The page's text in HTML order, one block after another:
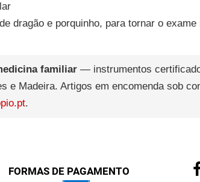
dragão e porquinho, para tornar o exame
familiar — instrumentos
e Madeira. Artigos em encomenda sob
.
FORMAS DE PAGAMENTO